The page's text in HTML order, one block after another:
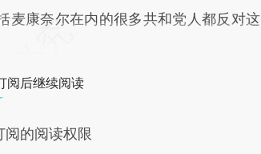
麦康奈尔在内的很多共和党人都反对这
阅后继续阅读
的阅读权限